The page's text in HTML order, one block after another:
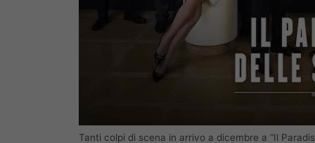
Tanti colpi di scena in arrivo a dicembre a “Il